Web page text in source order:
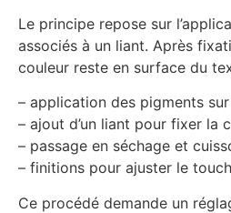
Le principe repose sur
associés à un liant. Après
couleur reste en surface du
– application des pigments
– ajout d’un liant pour fixer la
– passage en séchage et
– finitions pour ajuster le
Ce procédé demande un